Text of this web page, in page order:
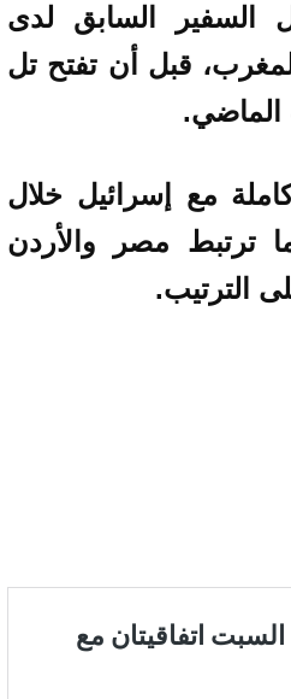
عيّنت إسرائيل السفير السابق لدى
قبل أن تفتح تل
الماضي.
مع إسرائيل خلال
ترتبط مصر والأردن